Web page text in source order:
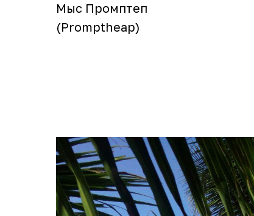
Мыс Промптеп
(Promptheap)